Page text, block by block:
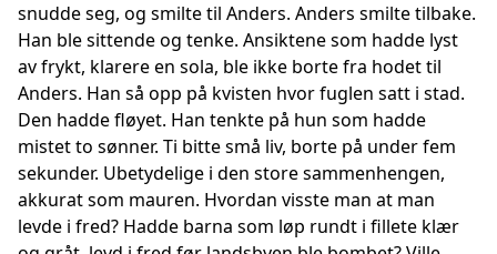
snudde seg, og smilte til Anders. Anders smilte tilbake.
Han ble sittende og tenke. Ansiktene som hadde lyst
av frykt, klarere en sola, ble ikke borte fra hodet til
Anders. Han så opp på kvisten hvor fuglen satt i stad.
Den hadde fløyet. Han tenkte på hun som hadde
mistet to sønner. Ti bitte små liv, borte på under fem
sekunder. Ubetydelige i den store sammenhengen,
akkurat som mauren. Hvordan visste man at man
levde i fred? Hadde barna som løp rundt i fillete klær